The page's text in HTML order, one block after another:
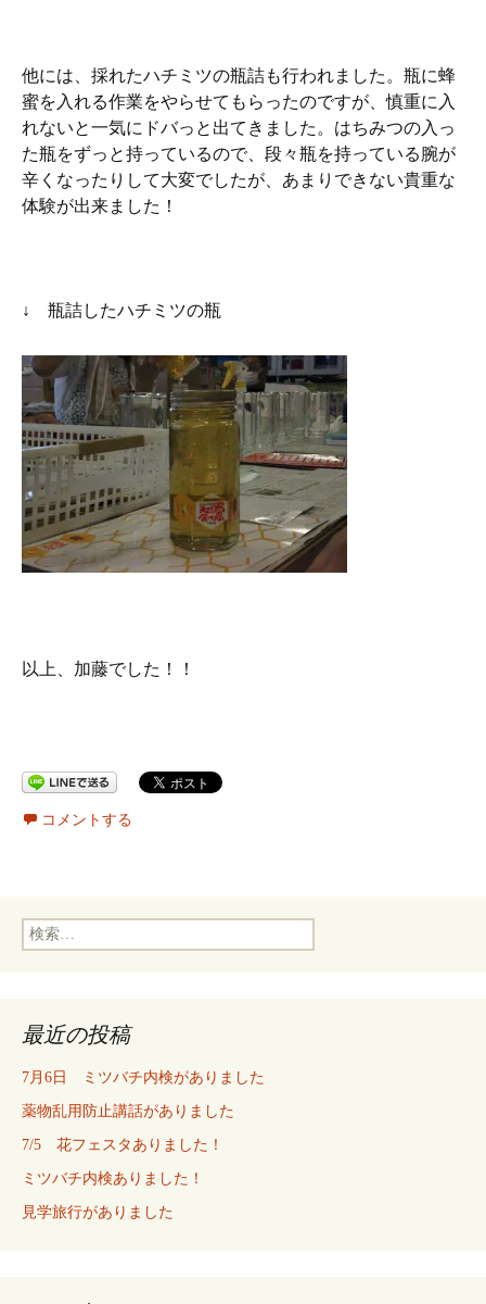
他には、採れたハチミツの瓶詰も行われました。瓶に蜂
蜜を入れる作業をやらせてもらったのですが、慎重に入
れないと一気にドバっと出てきました。はちみつの入っ
た瓶をずっと持っているので、段々瓶を持っている腕が
辛くなったりして大変でしたが、あまりできない貴重な
体験が出来ました！
↓ 瓶詰したハチミツの瓶
以上、加藤でした！！
コメントする
検
索:
最近の投稿
7月6日 ミツバチ内検がありました
薬物乱用防止講話がありました
7/5 花フェスタありました！
ミツバチ内検ありました！
見学旅行がありました